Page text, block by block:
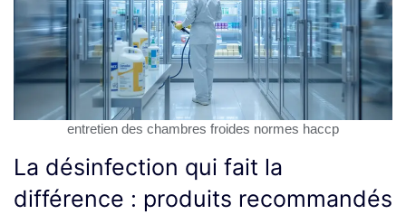
entretien des chambres froides normes haccp
La désinfection qui fait la
différence : produits recommandés